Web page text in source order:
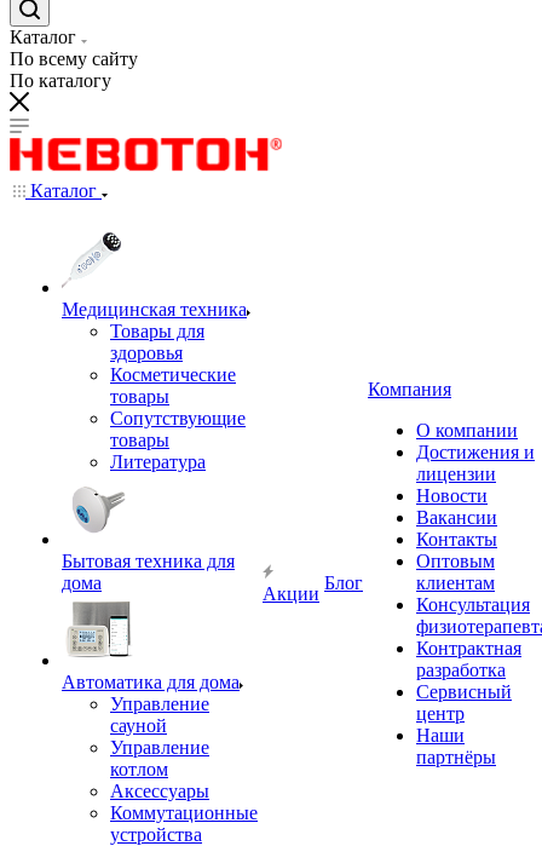
Каталог
По всему сайту
По каталогу
Каталог
Медицинская техника
Товары для
здоровья
Косметические
товары
Сопутствующие
товары
Литература
Бытовая техника для
дома
Автоматика для дома
Управление
сауной
Управление
котлом
Аксессуары
Коммутационные
устройства
Акции
Блог
Компания
О компании
Достижения и
лицензии
Новости
Вакансии
Контакты
Оптовым
клиентам
Консультация
Контрактная
разработка
Сервисный
центр
Наши
партнёры